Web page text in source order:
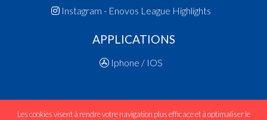
Instagram - Enovos League Highlights
APPLICATIONS
Iphone / IOS
Les cookies visent à rendre votre navigation plus efficace et à optimaliser le